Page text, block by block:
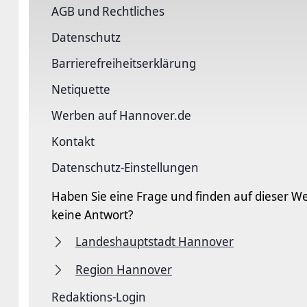
AGB und Rechtliches
Datenschutz
Barriere­freiheits­erklärung
Netiquette
Werben auf Hannover.de
Kontakt
Datenschutz-Einstellungen
Haben Sie eine Frage und finden auf dieser
keine Antwort?
Landeshauptstadt Hannover
Region Hannover
Redaktions-Login